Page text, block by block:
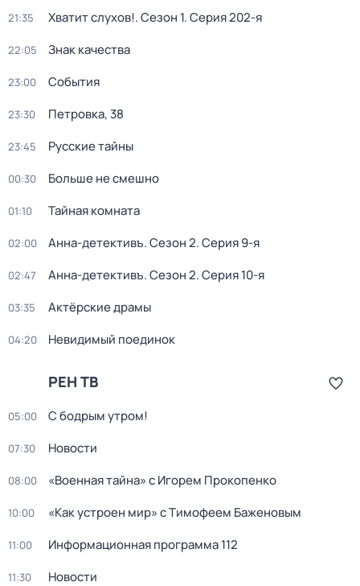
21:35 Хватит слухов!. Сезон 1. Серия 202-я
22:05 Знак качества
23:00 События
23:30 Петровка, 38
23:45 Русские тайны
00:30 Больше не смешно
01:10 Тайная комната
02:00 Анна-детективъ. Сезон 2. Серия 9-я
02:47 Анна-детективъ. Сезон 2. Серия 10-я
03:35 Актёрские драмы
04:20 Невидимый поединок
РЕН ТВ
05:00 С бодрым утром!
07:30 Новости
08:00 «Военная тайна» с Игорем Прокопенко
10:00 «Как устроен мир» с Тимофеем Баженовым
11:00 Информационная программа 112
11:30 Новости